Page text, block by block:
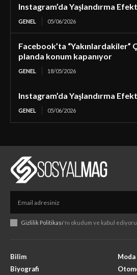
Instagram’da Yaşlandırma
GENEL 05/06/2026
Facebook’ta “Yakınlardakiler”
planda konum kapanıyor
GENEL 18/05/2026
Instagram’da Yaşlandırma
GENEL 05/06/2026
Gizlilik Politikası'nı okudum ve kabul
Bilim
Biyografi
Moda